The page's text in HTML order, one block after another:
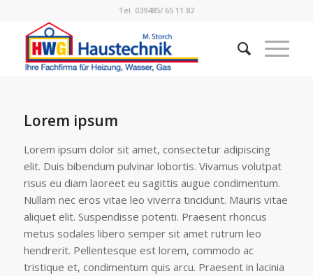
Tel. 039485/ 65 11 82
Lorem ipsum
Lorem ipsum dolor sit amet, consectetur adipiscing
elit. Duis bibendum pulvinar lobortis. Vivamus volutpat
risus eu diam laoreet eu sagittis augue condimentum.
Nullam nec eros vitae leo viverra tincidunt. Mauris vitae
aliquet elit. Suspendisse potenti. Praesent rhoncus
metus sodales libero semper sit amet rutrum leo
hendrerit. Pellentesque est lorem, commodo ac
tristique et, condimentum quis arcu. Praesent in lacinia